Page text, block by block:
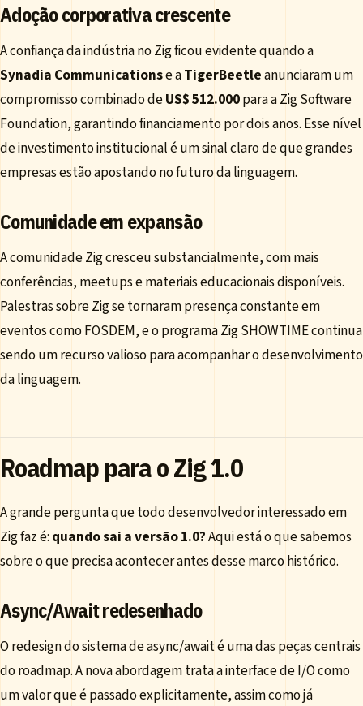
Adoção corporativa crescente
A confiança da indústria no Zig ficou evidente quando a
Synadia Communicationse aTigerBeetleanunciaram um
compromisso combinado deUS$ 512.000para a Zig Software
Foundation, garantindo financiamento por dois anos. Esse nível
de investimento institucional é um sinal claro de que grandes
empresas estão apostando no futuro da linguagem.
Comunidade em expansão
A comunidade Zig cresceu substancialmente, com mais
conferências, meetups e materiais educacionais disponíveis.
Palestras sobre Zig se tornaram presença constante em
eventos como FOSDEM, e o programa Zig SHOWTIME continua
sendo um recurso valioso para acompanhar o desenvolvimento
da linguagem.
Roadmap para o Zig 1.0
A grande pergunta que todo desenvolvedor interessado em
Zig faz é: quando sai a versão 1.0?Aqui está o que sabemos
sobre o que precisa acontecer antes desse marco histórico.
Async/Await redesenhado
O redesign do sistema de async/await é uma das peças centrais
do roadmap. A nova abordagem trata a interface de I/O como
um valor que é passado explicitamente, assim como já